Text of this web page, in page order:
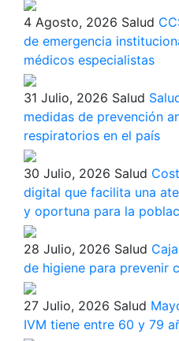
4 Agosto, 2026 Salud
de emergencia
médicos especialistas
31 Julio, 2026 Salud
medidas de prevención
respiratorios en el país
30 Julio, 2026 Salud
digital que facilita una
y oportuna para la
28 Julio, 2026 Salud
de higiene para prevenir
27 Julio, 2026 Salud
IVM tiene entre 60 y 79